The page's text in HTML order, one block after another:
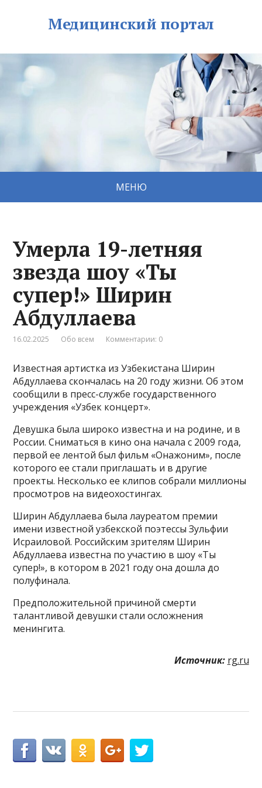
Медицинский портал
МЕНЮ
Умерла 19-летняя
звезда шоу «Ты
супер!» Ширин
Абдуллаева
16.02.2025 Обо всем Комментарии: 0
Известная артистка из Узбекистана Ширин
Абдуллаева скончалась на 20 году жизни. Об этом
сообщили в пресс-службе государственного
учреждения «Узбек концерт».
Девушка была широко известна и на родине, и в
России. Сниматься в кино она начала с 2009 года,
первой ее лентой был фильм «Онажоним», после
которого ее стали приглашать и в другие
проекты. Несколько ее клипов собрали миллионы
просмотров на видеохостингах.
Ширин Абдуллаева была лауреатом премии
имени известной узбекской поэтессы Зульфии
Исраиловой. Российским зрителям Ширин
Абдуллаева известна по участию в шоу «Ты
супер!», в котором в 2021 году она дошла до
полуфинала.
Предположительной причиной смерти
талантливой девушки стали осложнения
менингита.
Источник: rg.ru